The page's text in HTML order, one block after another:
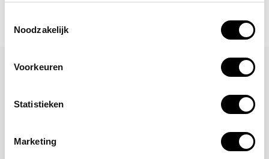
Noodzakelijk
Voorkeuren
Statistieken
Marketing
Laat een reactie achter
*Uw e-mailadres wordt niet gepubliceerd